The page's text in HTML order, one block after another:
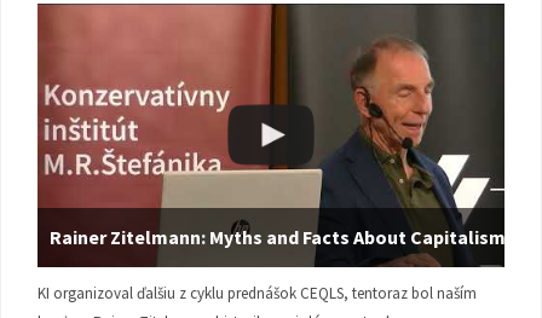
Rainer Zitelmann: Myths and Facts About Capitalism
KI organizoval ďalšiu z cyklu prednášok CEQLS, tentoraz bol naším